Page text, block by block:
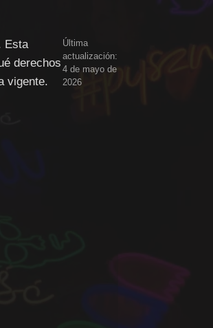
Esta
derechos
vigente.
Última
actualización:
4 de mayo de
2026